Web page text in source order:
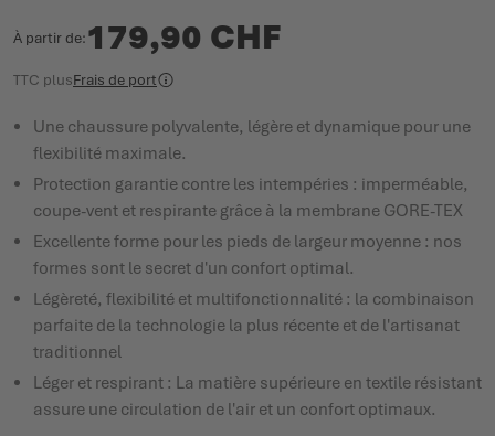
À partir de 179,90 CHF
TTC plusFrais de port
Une chaussure polyvalente, légère et dynamique pour une
flexibilité maximale.
Protection garantie contre les intempéries : imperméable,
coupe-vent et respirante grâce à la membrane GORE-TEX
Excellente forme pour les pieds de largeur moyenne : nos
formes sont le secret d'un confort optimal.
Légèreté, flexibilité et multifonctionnalité : la combinaison
parfaite de la technologie la plus récente et de l'artisanat
traditionnel
Léger et respirant : La matière supérieure en textile résistant
assure une circulation de l'air et un confort optimaux.